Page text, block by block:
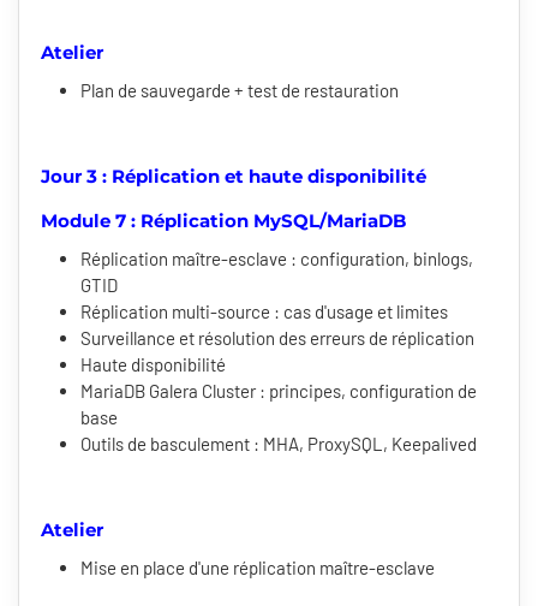
Atelier
Plan de sauvegarde + test de restauration
Jour 3 : Réplication et haute disponibilité
Module 7 : Réplication MySQL/MariaDB
Réplication maître-esclave : configuration, binlogs,
GTID
Réplication multi-source : cas d'usage et limites
Surveillance et résolution des erreurs de réplication
Haute disponibilité
MariaDB Galera Cluster : principes, configuration de
base
Outils de basculement : MHA, ProxySQL, Keepalived
Atelier
Mise en place d'une réplication maître-esclave